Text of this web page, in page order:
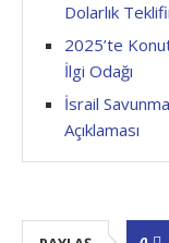
Dolarlık
2025’te
İlgi Odağı
İsrail Savunma
Açıklaması